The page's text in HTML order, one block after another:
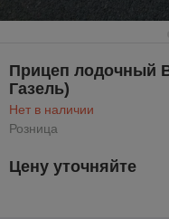
Прицеп лодочный
Газель)
Нет в наличии
Розница
Цену уточняйте